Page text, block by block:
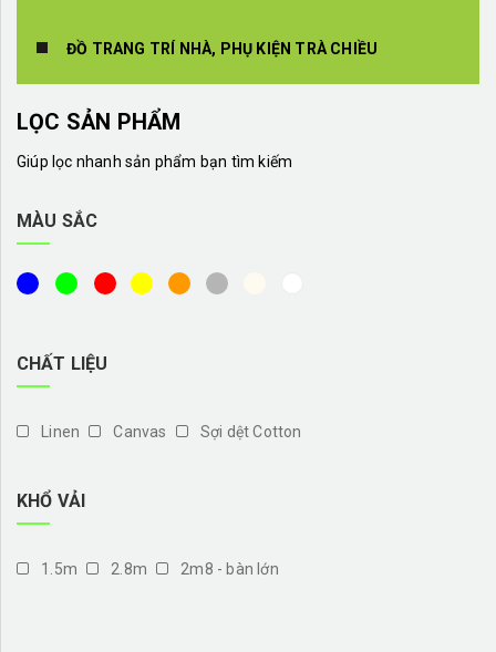
ĐỒ TRANG TRÍ NHÀ, PHỤ KIỆN TRÀ CHIỀU
LỌC SẢN PHẨM
Giúp lọc nhanh sản phẩm bạn tìm kiếm
MÀU SẮC
CHẤT LIỆU
Linen Canvas Sợi dệt Cotton
KHỔ VẢI
1.5m 2.8m 2m8 - bàn lớn